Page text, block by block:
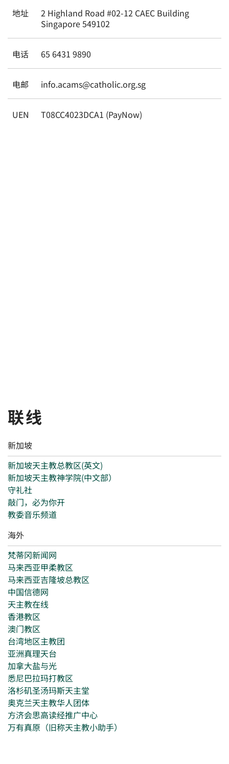
地址
2 Highland Road #02-12 CAEC Building
Singapore 549102
电话 65 6431 9890
电邮 info.acams@catholic.org.sg
UEN T08CC4023DCA1 (PayNow)
联线
新加坡
新加坡天主教总教区(英文)
新加坡天主教神学院(中文部）
守礼社
敲门，必为你开
教委音乐频道
海外
梵蒂冈新闻网
马来西亚甲柔教区
马来西亚吉隆坡总教区
中国信德网
天主教在线
香港教区
澳门教区
台湾地区主教团
亚洲真理天台
加拿大盐与光
悉尼巴拉玛打教区
洛杉矶圣汤玛斯天主堂
奥克兰天主教华人团体
方济会思高读经推广中心
万有真原（旧称天主教小助手）